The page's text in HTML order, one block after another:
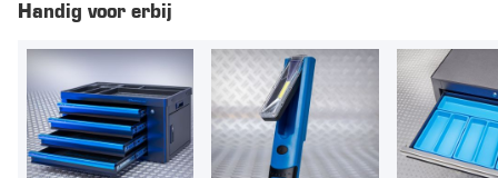
Handig voor erbij